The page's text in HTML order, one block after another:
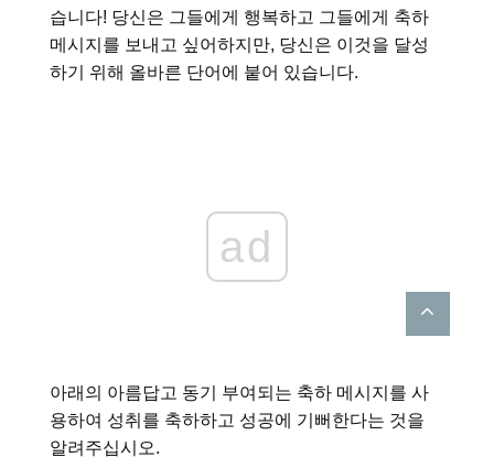
습니다! 당신은 그들에게 행복하고 그들에게 축하
메시지를 보내고 싶어하지만, 당신은 이것을 달성
하기 위해 올바른 단어에 붙어 있습니다.
ad
아래의 아름답고 동기 부여되는 축하 메시지를 사
용하여 성취를 축하하고 성공에 기뻐한다는 것을
알려주십시오.